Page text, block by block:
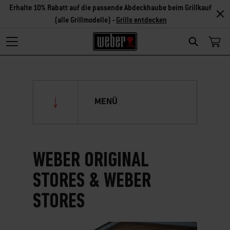
Search
Erhalte 10% Rabatt auf die passende Abdeckhaube beim Grillkauf
(alle Grillmodelle) - Grills entdecken
MENÜ
Weber Original Stores & Weber
Stores
Weber Original Store Gründau-
Lieblos
WEBER ORIGINAL
STORES & WEBER
STORES